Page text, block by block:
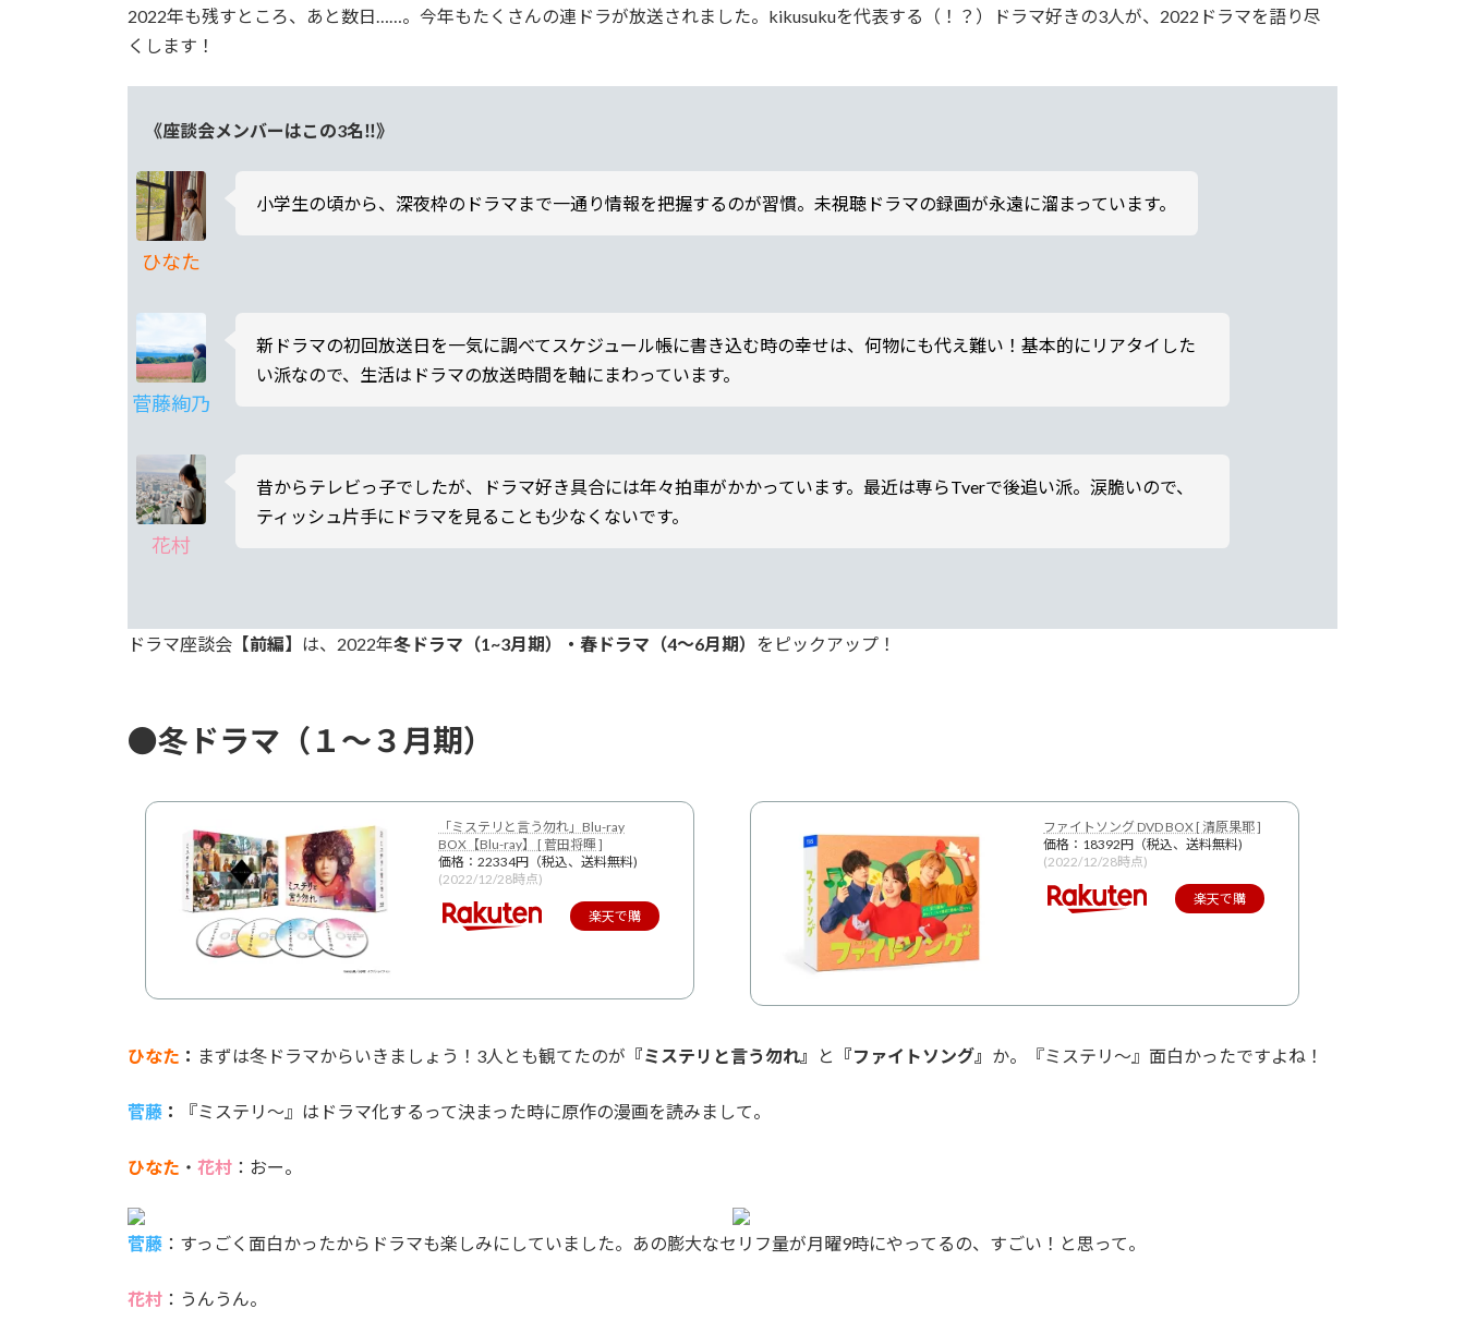
2022年も残すところ、あと数日……。今年もたくさんの連ドラが放送されました。kikusukuを代表する（！？）ドラマ好きの3人が、2022ドラマを語り尽
くします！
《座談会メンバーはこの3名‼》
ひなた
小学生の頃から、深夜枠のドラマまで一通り情報を把握するのが習慣。未視聴ドラマの録画が永遠に溜まっています。
菅藤絢乃
新ドラマの初回放送日を一気に調べてスケジュール帳に書き込む時の幸せは、何物にも代え難い！基本的にリアタイした
い派なので、生活はドラマの放送時間を軸にまわっています。
花村
昔からテレビっ子でしたが、ドラマ好き具合には年々拍車がかかっています。最近は専らTverで後追い派。涙脆いので、
ティッシュ片手にドラマを見ることも少なくないです。
ドラマ座談会 【前編】 は、2022年冬ドラマ（1~3月期）・春ドラマ（4～6月期） をピックアップ！
●冬ドラマ（１～３月期）
「ミステリと言う勿れ」Blu-ray
BOX【Blu-ray】 [ 菅田将暉 ]
価格：22334円（税込、送料無料)
(2022/12/28時点)
楽天で購
ファイトソング DVD BOX [ 清原果耶 ]
価格：18392円（税込、送料無料)
(2022/12/28時点)
楽天で購
ひなた ： まずは冬ドラマからいきましょう！3人とも観てたのが 『ミステリと言う勿れ』 と 『ファイトソング』 か。『ミステリ～』面白かったですよね！
菅藤 ： 『ミステリ～』はドラマ化するって決まった時に原作の漫画を読みまして。
ひなた ・ 花村 ：おー。
菅藤 ：すっごく面白かったからドラマも楽しみにしていました。あの膨大なセリフ量が月曜9時にやってるの、すごい！と思って。
花村 ：うんうん。